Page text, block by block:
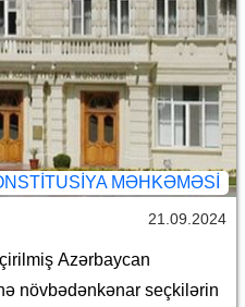
MƏHKƏMƏSI
21.09.2024
Azərbaycan
növbədənkənar seçkilərin